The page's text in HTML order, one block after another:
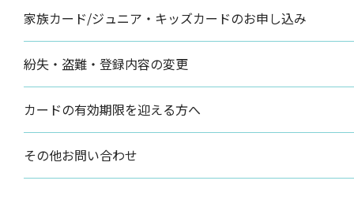
家族カード/ジュニア・キッズカードのお申し込み
紛失・盗難・登録内容の変更
カードの有効期限を迎える方へ
その他お問い合わせ